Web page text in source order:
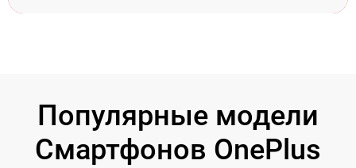
Популярные модели
Смартфонов OnePlus